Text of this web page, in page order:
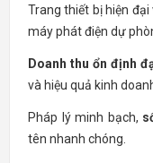
Trang thiết bị hiện
máy phát điện dự
Doanh thu ổn định
và hiệu quả kinh
Pháp lý minh bạch,
tên nhanh chóng.